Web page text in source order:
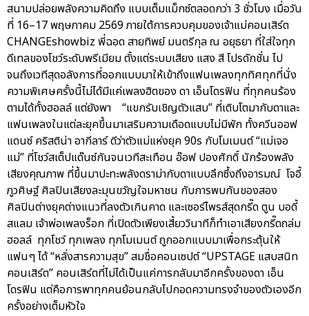
สนามปล่อยพลังความคิดถึง แบบเต็มแม็กซ์ตลอดกว่า 3 ชั่วโมง เมื่อวัน
ที่ 16–17 พฤษภาคม 2569 ภายใต้การควบคุมของเจ้าแม่คอนเสิร์ต
CHANGEshowbiz พี่ฉอด สายทิพย์ มนตรีกุล ณ อยุธยา ที่ใส่ใจทุก
ดีเทลของโชว์ระดับพรีเมียม ตั้งแต่ระบบเสียง แสง สี โปรดักชั่น ไป
จนถึงเวทีสุดอลังการที่ออกแบบมาให้เข้าถึงแฟนเพลงทุกทิศทุกที่นั่ง
ความพิเศษครั้งนี้ไม่ได้มีแค่เพลงฮิตของ ดา เอ็นโดรฟิน ที่ทุกคนร้อง
ตามได้ทั้งฮอลล์ แต่ยังพา “แขกรับเชิญตัวแสบ” ที่เติบโตมากับดาและ
แฟนเพลงในแต่ละยุคขึ้นมาเสริมความเดือดแบบไม่มีพัก ทั้งควีนออฟ
แดนซ์ คริสติน่า อากีลาร์ ดีว่าตัวแม่แห่งยุค 90s กับโมเมนต์ “แม่เจอ
แม่” ที่โชว์สเต็ปแด๊นซ์กันจนเวทีสะเทือน อ๊อฟ ปองศักดิ์ นักร้องพลัง
เสียงคุณภาพ ที่ขึ้นมาปะทะพลังดราม่ากับดาแบบลึกซึ้งถึงอารมณ์ โจอี้
ภูวศิษฐ์ ศิลปินเสียงละมุนขวัญใจมหาชน กับการพบกันของสอง
ศิลปินต่างยุคต่างแนวที่ลงตัวเกินคาด และเซอร์ไพรส์สุดกรี๊ด ตูน บอดี้
สแลม เจ้าพ่อเพลงร็อก ที่เปิดตัวเพียงเสี้ยววินาทีก็ทำเอาเสียงกรี๊ดถล่ม
ฮอลล์ ทุกโชว์ ทุกเพลง ทุกโมเมนต์ ถูกออกแบบมาเพื่อกระตุ้นให้
แฟนๆ ได้ “หลั่งสารความสุข” สมชื่อคอนเซปต์ “UPSTAGE แสบสนิท
คอนเสิร์ต” คอนเสิร์ตที่ไม่ได้เป็นแค่การกลับมาอีกครั้งของดา เอ็น
โดรฟิน แต่คือการพาทุกคนย้อนกลับไปกอดความทรงจำของตัวเองอีก
ครั้งอย่างเต็มหัวใจ